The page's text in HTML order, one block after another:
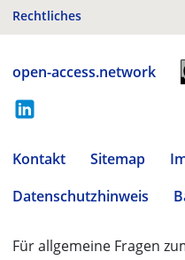
Rechtliches
open-access.network
Kontakt Sitemap
Datenschutzhinweis
Für allgemeine Fragen